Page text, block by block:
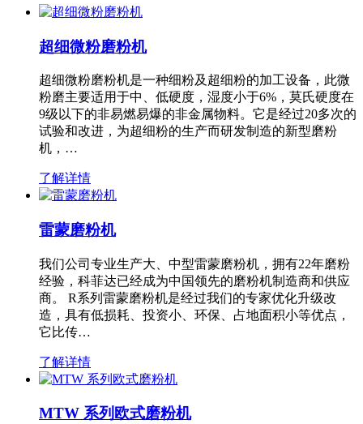
超细微粉磨粉机
超细微粉磨粉机是一种细粉及超细粉的加工设备，此微
粉磨主要适用于中、低硬度，湿度小于6%，莫氏硬度在
9级以下的非易燃易爆的非金属物料。它是经过20多次的
试验和改进，为超细粉的生产而研发制造的新型磨粉
机，…
了解详情
雷蒙磨粉机
我们公司专业生产大、中型雷蒙磨粉机，拥有22年磨粉
经验，科菲达已经成为中国领先的磨粉机制造商和供应
商。 R系列雷蒙磨粉机是经过我们的专家优化升级改
造，具有低损耗、投资小、环保、占地面积小等优点，
它比传…
了解详情
MTW 系列欧式磨粉机